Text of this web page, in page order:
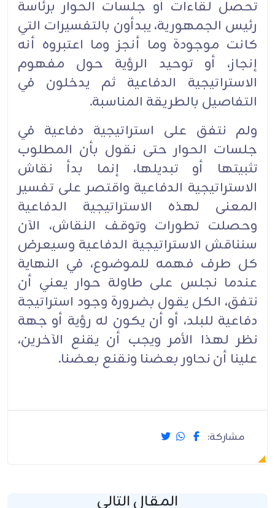
تحصل لقاءات أو جلسات الحوار برئاسة
رئيس الجمهورية، يبدأون بالتفسيرات التي
كانت موجودة وما أنجز وما اعتبروه أنه
إنجاز، أو توحيد الرؤية حول مفهوم
الاستراتيجية الدفاعية ثم يدخلون في
التفاصيل بالطريقة المناسبة.
ولم نتفق على استراتيجية دفاعية في
جلسات الحوار حتى نقول بأن المطلوب
تثبيتها أو تبديلها، إنما بدأ نقاش
الاستراتيجية الدفاعية واقتصر على تفسير
المعنى لهذه الاستراتيجية الدفاعية
وحصلت تطورات وتوقف النقاش، الآن
سنناقش الاستراتيجية الدفاعية وسيعرض
كل طرف فهمه للموضوع، في النهاية
عندما نجلس على طاولة حوار يعني أن
نتفق، الكل يقول بضرورة وجود استراتيجة
دفاعية للبلد، أو أن يكون له رؤية أو جهة
نظر لهذا الأمر ويجب أن يقنع الآخرين،
علينا أن نحاور بعضنا ونقنع بعضنا.
مشاركة:
المقال التالي